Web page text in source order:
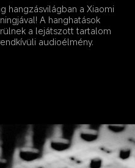
hangzásvilágban a Xiaomi
A hanghatások
a lejátszott tartalom
audioélmény.